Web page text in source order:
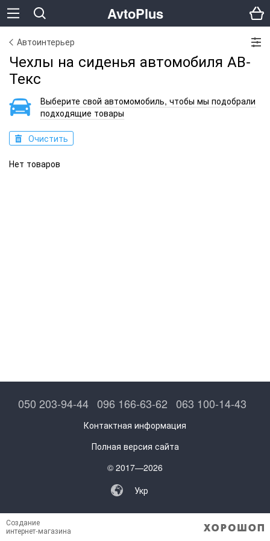
Автоинтерьер
Чехлы на сиденья автомобиля АВ-
Текс
Выберите свой автомомобиль, чтобы мы подобрали
подходящие товары
Очистить
Нет товаров
050 203-94-44 096 166-63-62 063 100-14-43
Контактная информация
Полная версия сайта
© 2017—2026
Укр
Создание
интернет-магазина
AvtoPlus